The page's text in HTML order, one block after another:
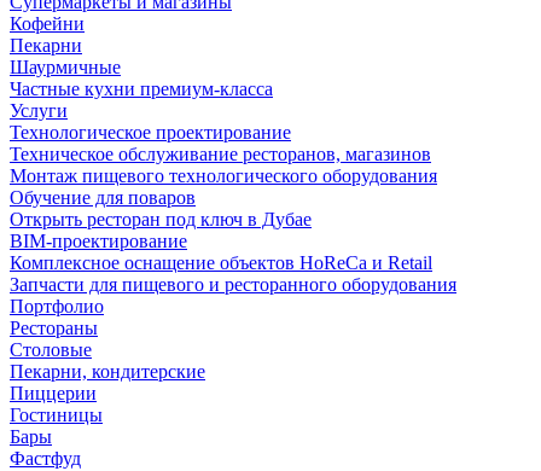
Кофейни
Пекарни
Шаурмичные
Частные кухни премиум-класса
Услуги
Технологическое проектирование
Техническое обслуживание ресторанов, магазинов
Монтаж пищевого технологического оборудования
Обучение для поваров
Открыть ресторан под ключ в Дубае
BIM-проектирование
Комплексное оснащение объектов HoReCa и Retail
Запчасти для пищевого и ресторанного оборудования
Портфолио
Рестораны
Столовые
Пекарни, кондитерские
Пиццерии
Гостиницы
Бары
Фастфуд